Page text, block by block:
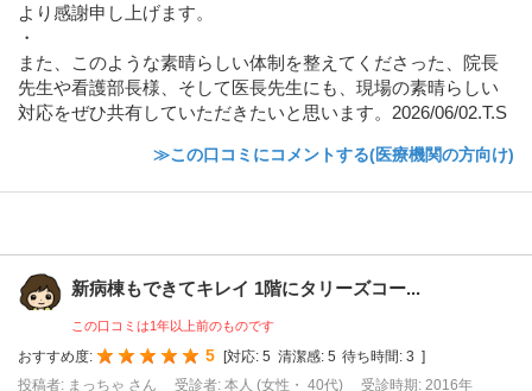
より感謝申し上げます。
・
また、このような素晴らしい体制を整えてくださった、院長
先生や看護部長様、そして医長先生にも、現場の素晴らしい
対応をぜひ共有していただきたいと思います。2026/06/02.T.S
≫この口コミにコメントする(医療機関の方向け)
新病棟もできてキレイ 1階にタリーズコー...
この口コミは1年以上前のものです
おすすめ度: 5 対応: 5 清潔感: 5 待ち時間: 3
投稿者: まっちゃ さん
受診者: 本人 (女性・ 40代) 受診時期: 2016年